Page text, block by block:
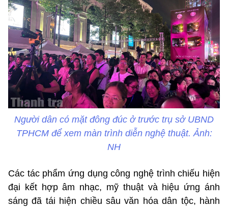
Người dân có mặt đông đúc ở trước trụ sở UBND
TPHCM để xem màn trình diễn nghệ thuật. Ảnh:
NH
Các tác phẩm ứng dụng công nghệ trình chiếu hiện
đại kết hợp âm nhạc, mỹ thuật và hiệu ứng ánh
sáng đã tái hiện chiều sâu văn hóa dân tộc, hành